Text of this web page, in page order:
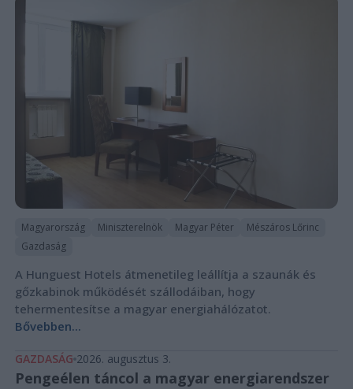
Magyarország Miniszterelnök Magyar Péter
Mészáros Lőrinc
Gazdaság
A Hunguest Hotels átmenetileg leállítja a szaunák és
gőzkabinok működését szállodáiban, hogy
tehermentesítse a magyar energiahálózatot.
Bővebben...
GAZDASÁG 2026. augusztus 3.
Pengeélen táncol a magyar energiarendszer